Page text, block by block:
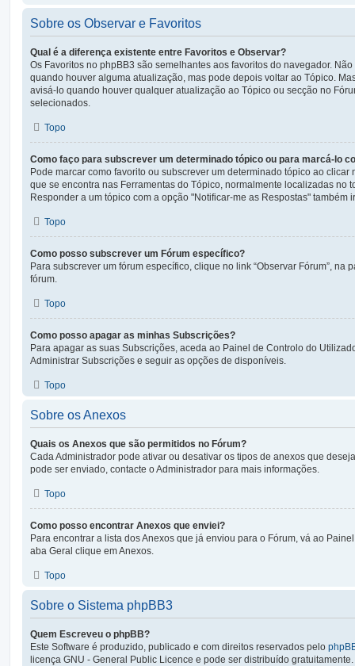
Sobre os Observar e Favoritos
Qual é a diferença existente entre Favoritos e Observar?
Os Favoritos no phpBB3 são semelhantes aos favoritos do navegador.
quando houver alguma atualização, mas pode depois voltar ao Tópico.
avisá-lo quando houver qualquer atualização ao Tópico ou secção no
selecionados.
Topo
Como faço para subscrever um determinado tópico ou para marcá-lo
Pode marcar como favorito ou subscrever um determinado tópico ao
que se encontra nas Ferramentas do Tópico, normalmente localizadas no
Responder a um tópico com a opção "Notificar-me as Respostas" também
Topo
Como posso subscrever um Fórum específico?
Para subscrever um fórum específico, clique no link “Observar Fórum”, na
fórum.
Topo
Como posso apagar as minhas Subscrições?
Para apagar as suas Subscrições, aceda ao Painel de Controlo do
Administrar Subscrições e seguir as opções de disponíveis.
Topo
Sobre os Anexos
Quais os Anexos que são permitidos no Fórum?
Cada Administrador pode ativar ou desativar os tipos de anexos que
pode ser enviado, contacte o Administrador para mais informações.
Topo
Como posso encontrar Anexos que enviei?
Para encontrar a lista dos Anexos que já enviou para o Fórum, vá ao
aba Geral clique em Anexos.
Topo
Sobre o Sistema phpBB3
Quem Escreveu o phpBB?
Este Software é produzido, publicado e com direitos reservados pelo
licença GNU - General Public Licence e pode ser distribuído gratuitamente.